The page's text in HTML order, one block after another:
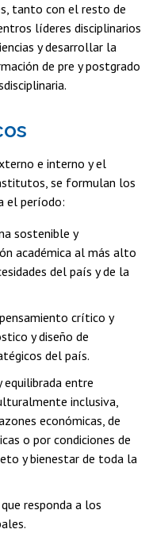
tanto con el resto de
líderes disciplinarios
y desarrollar la
de pre y postgrado
e interno y el
se formulan los
el período:
sostenible y
académica al más alto
del país y de la
crítico y
y diseño de
del país.
equilibrada entre
inclusiva,
económicas, de
o por condiciones de
y bienestar de toda la
responda a los